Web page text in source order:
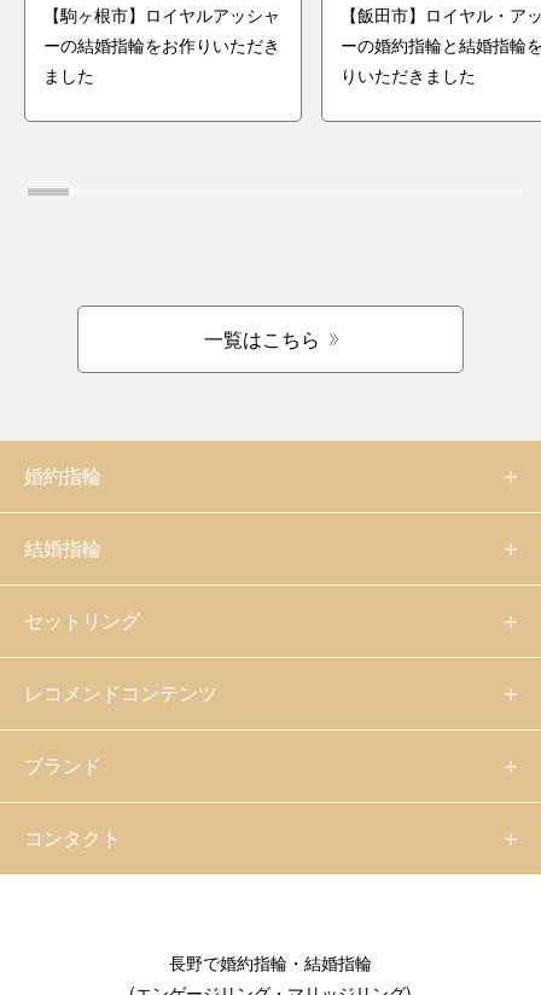
【駒ヶ根市】ロイヤルアッシャ
ーの結婚指輪をお作りいただき
ました
【飯田市】ロイヤル・ア
ーの婚約指輪と結婚指輪
りいただきました
一覧はこちら
婚約指輪
結婚指輪
セットリング
レコメンドコンテンツ
ブランド
コンタクト
長野で婚約指輪・結婚指輪